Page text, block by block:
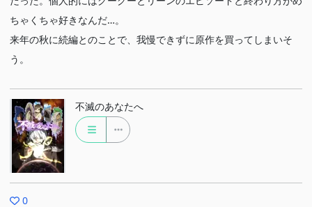
ちゃくちゃ好きなんだ…。
来年の秋に続編とのことで、我慢できずに原作を買ってしまいそ
う。
不滅のあなたへ
0